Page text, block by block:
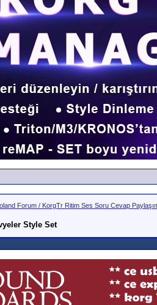
Forum / KorgTr Ritim Ses Soru Cevap
Style Set